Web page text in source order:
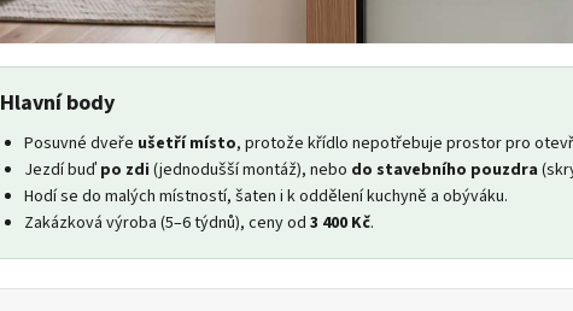
Hlavní body
Posuvné dveře ušetří místo, protože křídlo nepotřebuje prostor pro
Jezdí buď po zdi (jednodušší montáž), nebo do stavebního pouzdra
Hodí se do malých místností, šaten i k oddělení kuchyně a obýváku.
Zakázková výroba (5–6 týdnů), ceny od 3 400 Kč.